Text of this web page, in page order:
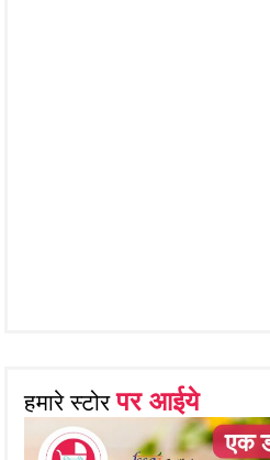
हमारे स्टोरपर आईये